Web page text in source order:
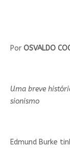
Por OSVALDO
Uma breve
sionismo
Edmund Burke